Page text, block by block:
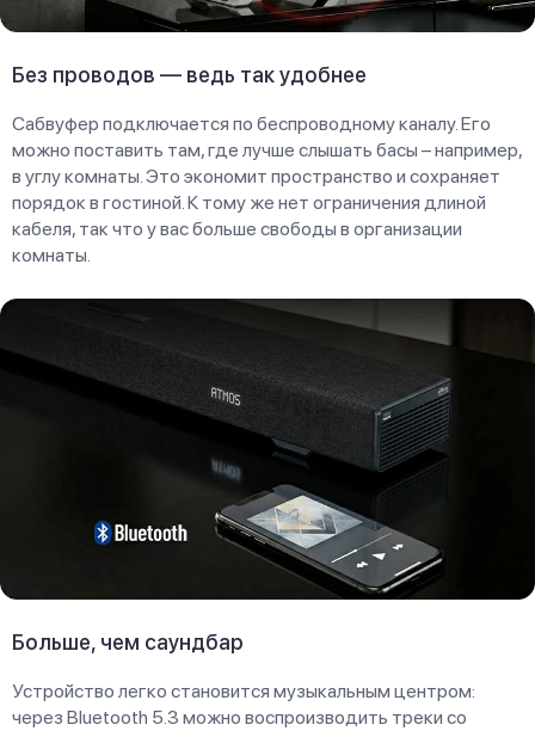
Без проводов — ведь так удобнее
Сабвуфер подключается по беспроводному каналу. Его
можно поставить там, где лучше слышать басы – например,
в углу комнаты. Это экономит пространство и сохраняет
порядок в гостиной. К тому же нет ограничения длиной
кабеля, так что у вас больше свободы в организации
комнаты.
Больше, чем саундбар
Устройство легко становится музыкальным центром:
через Bluetooth 5.3 можно воспроизводить треки со